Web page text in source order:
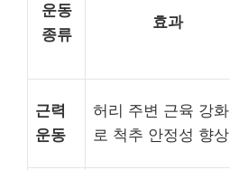
운동
종류
효과
근력
운동
허리 주변 근육 강화
로 척추 안정성 향상